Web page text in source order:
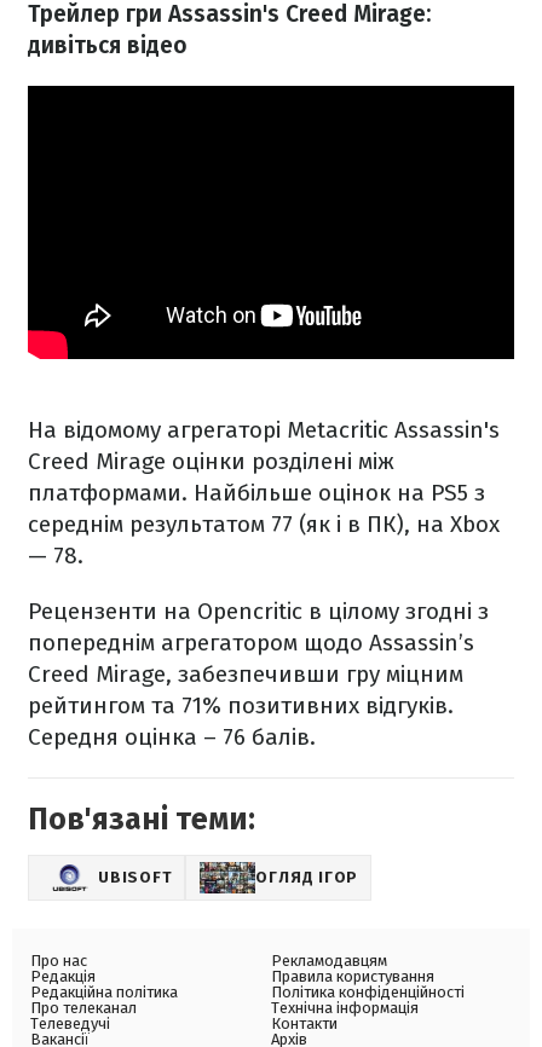
Трейлер гри Assassin's Creed Mirage:
дивіться відео
На відомому агрегаторі Metacritic Assassin's
Creed Mirage оцінки розділені між
платформами. Найбільше оцінок на PS5 з
середнім результатом 77 (як і в ПК), на Xbox
— 78.
Рецензенти на Opencritic в цілому згодні з
попереднім агрегатором щодо Assassin’s
Creed Mirage, забезпечивши гру міцним
рейтингом та 71% позитивних відгуків.
Середня оцінка – 76 балів.
Пов'язані теми:
UBISOFT ОГЛЯД ІГОР
Про нас
Редакція
Редакційна політика
Про телеканал
Телеведучі
Вакансії
Рекламодавцям
Правила користування
Політика конфіденційності
Технічна інформація
Контакти
Архів